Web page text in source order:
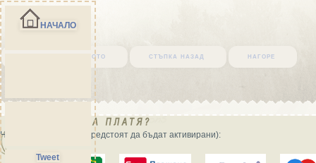
върни се в началото стъпка назад нагоре
Начини на плащане (предстоят да бъдат активирани):
НАЧАЛО
Tweet